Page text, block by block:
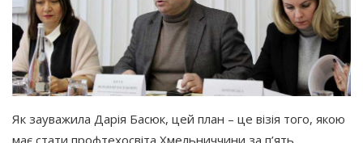
Як зауважила Дарія Басюк, цей план – це візія того, якою
має стати профтехосвіта Хмельниччини за п’ять